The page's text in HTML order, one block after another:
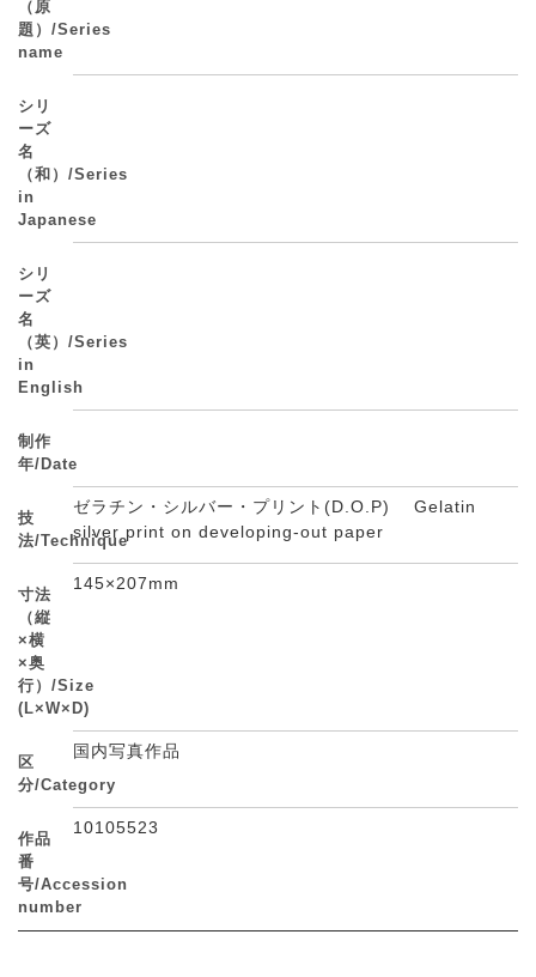
（原
題）/Series
name
シリ
ーズ
名
（和）/Series
in
Japanese
シリ
ーズ
名
（英）/Series
in
English
制作
年/Date
技
法/Technique
ゼラチン・シルバー・プリント(D.O.P) Gelatin
silver print on developing-out paper
寸法
（縦
×横
×奥
行）/Size
(L×W×D)
145×207mm
区
分/Category
国内写真作品
作品
番
号/Accession
number
10105523